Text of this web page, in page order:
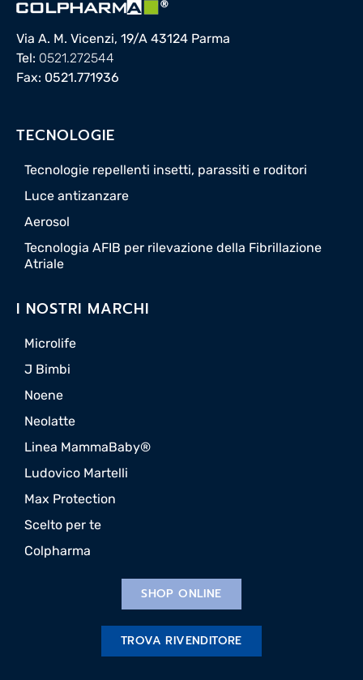
Via A. M. Vicenzi, 19/A 43124 Parma
Tel: 0521.272544
Fax: 0521.771936
TECNOLOGIE
Tecnologie repellenti insetti, parassiti e roditori
Luce antizanzare
Aerosol
Tecnologia AFIB per rilevazione della Fibrillazione
Atriale
I NOSTRI MARCHI
Microlife
J Bimbi
Noene
Neolatte
Linea MammaBaby®
Ludovico Martelli
Max Protection
Scelto per te
Colpharma
SHOP ONLINE
TROVA RIVENDITORE